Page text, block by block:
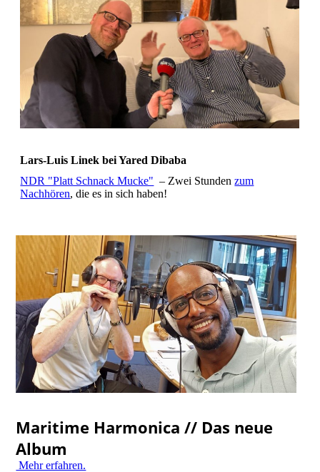
Lars-Luis Linek bei Yared Dibaba
NDR "Platt Schnack Mucke" – Zwei Stundenzum
Nachhören, die es in sich haben!
Maritime Harmonica // Das neue
Album
Mehr erfahren.